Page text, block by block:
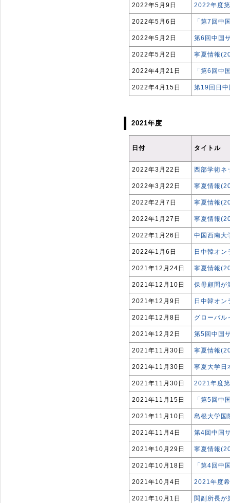
2022年5月9日 2022年度
2022年5月6日 「第7回中
2022年5月2日 第6回中国
2022年5月2日 寧夏情報
2022年4月21日 「第6回中
2022年4月15日 第19回日
2021年度
日付 タイトル
2022年3月22日 西部学術ネ
2022年3月22日 寧夏情報
2022年2月7日 寧夏情報
2022年1月27日 寧夏情報
2022年1月26日 中国西南大
2022年1月6日 日中韓オン
2021年12月24日 寧夏情報
2021年12月10日 保母顧問が
2021年12月9日 日中韓オン
2021年12月8日 グローバル
2021年12月2日 第5回中国
2021年11月30日 寧夏情報
2021年11月30日 寧夏大学日
2021年11月30日 2021年度
2021年11月15日 「第5回中
2021年11月10日 島根大学国
2021年11月4日 第4回中国
2021年10月29日 寧夏情報
2021年10月18日 「第4回中
2021年10月4日 2021年度
2021年10月1日 関副所長が